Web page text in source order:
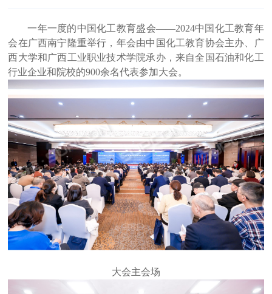
一年一度的中国化工教育盛会——2024中国化工教育年
会在广西南宁隆重举行，年会由中国化工教育协会主办、广
西大学和广西工业职业技术学院承办， 来自全国石油和化工
行业企业和院校的900余名代表参加大会。
大会主会场